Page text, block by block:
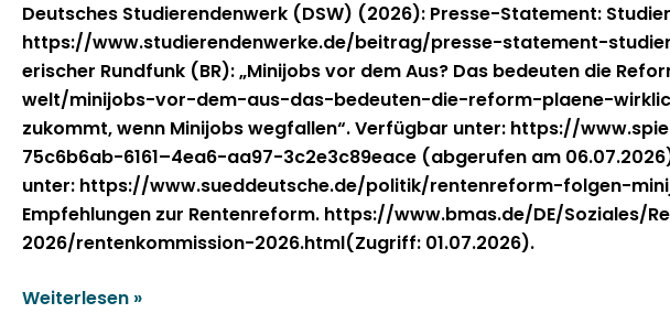
Deutsches Studieren­den­werk (DSW) (2026): Presse-State­­ment:
https://www.studierendenwerke.de/beitrag/presse-statement-
erisch­er Rund­funk (BR): „Mini­jobs vor dem Aus? Das bedeuten die
welt/minijobs-vor-dem-aus-das-bedeuten-die-reform-plaene-
zukommt, wenn Mini­jobs weg­fall­en“. Ver­füg­bar unter: https://
75c6b6ab-6161–4ea6-aa97-3c2e3c89eace (abgerufen am
unter: https://www.sueddeutsche.de/politik/rentenreform-folgen-
Empfehlun­gen zur Renten­re­form. https://www.bmas.de/DE/
2026/rentenkommission-2026.html(Zugriff: 01.07.2026).
Weiterlesen »